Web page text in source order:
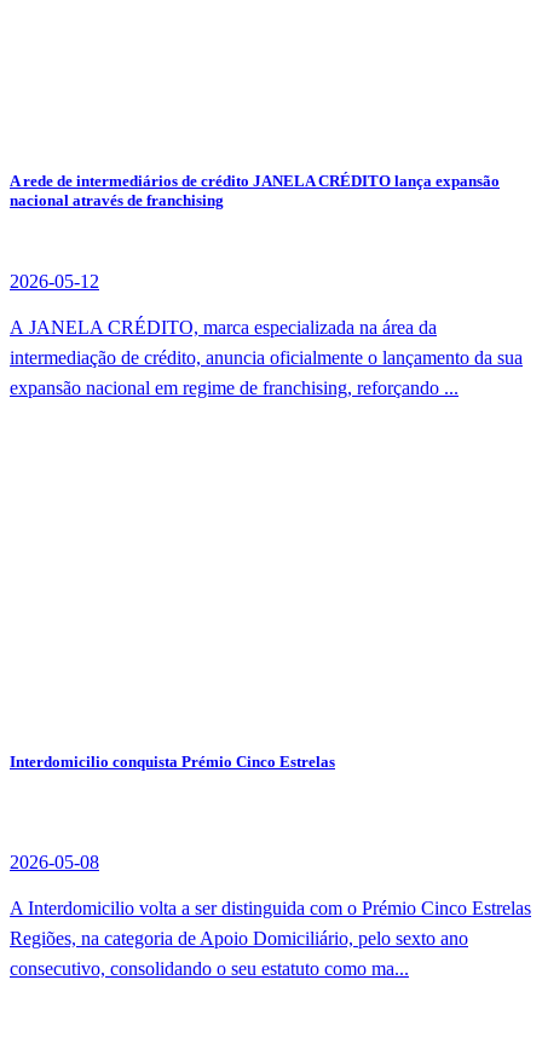
A rede de intermediários de crédito JANELA CRÉDITO lança expansão
nacional através de franchising
2026-05-12
A JANELA CRÉDITO, marca especializada na área da
intermediação de crédito, anuncia oficialmente o lançamento da sua
expansão nacional em regime de franchising, reforçando ...
Interdomicilio conquista Prémio Cinco Estrelas
2026-05-08
A Interdomicilio volta a ser distinguida com o Prémio Cinco Estrelas
Regiões, na categoria de Apoio Domiciliário, pelo sexto ano
consecutivo, consolidando o seu estatuto como ma...